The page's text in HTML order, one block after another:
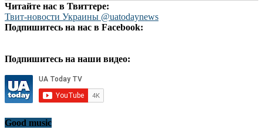
Читайте нас в Твиттере:
Твит-новости Украины @uatodaynews
Подпишитесь на нас в Facebook:
Подпишитесь на наши видео:
Good music